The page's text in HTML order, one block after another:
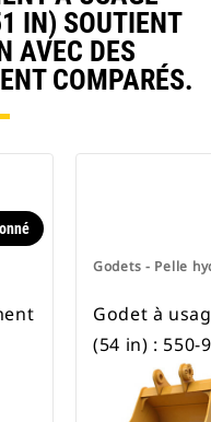
toutes les pelles
à chaines et sur
IN) SOUTIENT
AVEC DES
COMPARÉS.
Godets - Pelle
Godet à
(54 in) : 550-